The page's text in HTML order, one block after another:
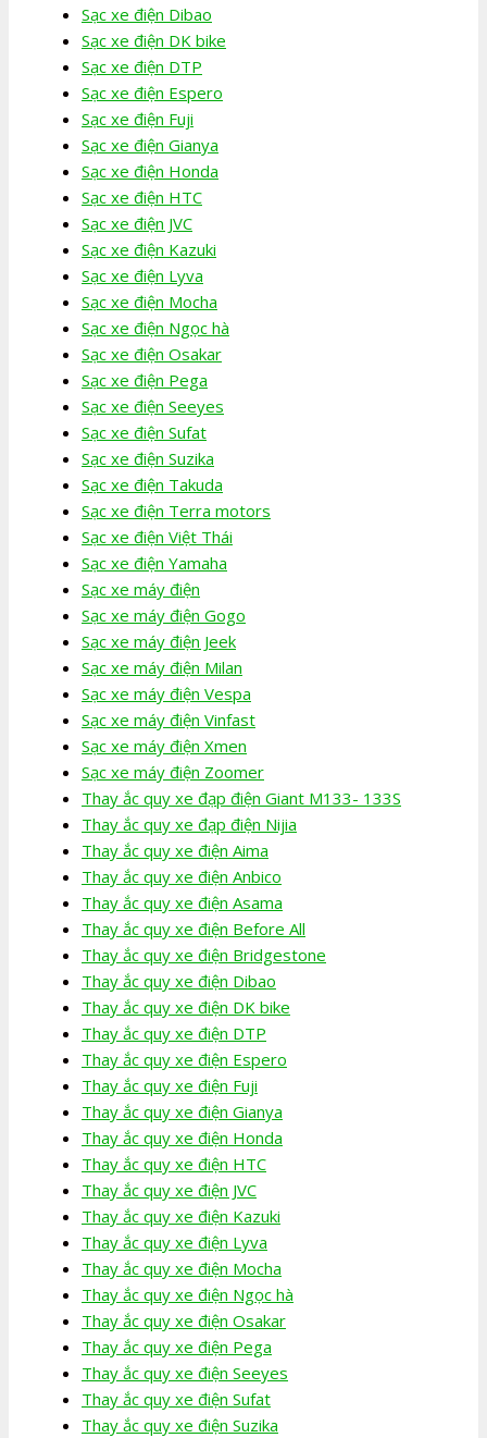
Sạc xe điện Dibao
Sạc xe điện DK bike
Sạc xe điện DTP
Sạc xe điện Espero
Sạc xe điện Fuji
Sạc xe điện Gianya
Sạc xe điện Honda
Sạc xe điện HTC
Sạc xe điện JVC
Sạc xe điện Kazuki
Sạc xe điện Lyva
Sạc xe điện Mocha
Sạc xe điện Ngọc hà
Sạc xe điện Osakar
Sạc xe điện Pega
Sạc xe điện Seeyes
Sạc xe điện Sufat
Sạc xe điện Suzika
Sạc xe điện Takuda
Sạc xe điện Terra motors
Sạc xe điện Việt Thái
Sạc xe điện Yamaha
Sạc xe máy điện
Sạc xe máy điện Gogo
Sạc xe máy điện Jeek
Sạc xe máy điện Milan
Sạc xe máy điện Vespa
Sạc xe máy điện Vinfast
Sạc xe máy điện Xmen
Sạc xe máy điện Zoomer
Thay ắc quy xe đạp điện Giant M133- 133S
Thay ắc quy xe đạp điện Nijia
Thay ắc quy xe điện Aima
Thay ắc quy xe điện Anbico
Thay ắc quy xe điện Asama
Thay ắc quy xe điện Before All
Thay ắc quy xe điện Bridgestone
Thay ắc quy xe điện Dibao
Thay ắc quy xe điện DK bike
Thay ắc quy xe điện DTP
Thay ắc quy xe điện Espero
Thay ắc quy xe điện Fuji
Thay ắc quy xe điện Gianya
Thay ắc quy xe điện Honda
Thay ắc quy xe điện HTC
Thay ắc quy xe điện JVC
Thay ắc quy xe điện Kazuki
Thay ắc quy xe điện Lyva
Thay ắc quy xe điện Mocha
Thay ắc quy xe điện Ngọc hà
Thay ắc quy xe điện Osakar
Thay ắc quy xe điện Pega
Thay ắc quy xe điện Seeyes
Thay ắc quy xe điện Sufat
Thay ắc quy xe điện Suzika